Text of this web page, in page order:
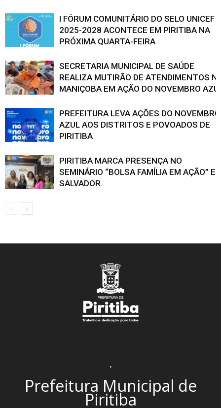
I FÓRUM COMUNITÁRIO DO SELO UNICEF
2025-2028 ACONTECE EM PIRITIBA NA
PRÓXIMA QUARTA-FEIRA
SECRETARIA MUNICIPAL DE SAÚDE
REALIZA MUTIRÃO DE ATENDIMENTOS
MANIÇOBA EM AÇÃO DO NOVEMBRO
PREFEITURA LEVA AÇÕES DO NOVEMBRO
AZUL AOS DISTRITOS E POVOADOS DE
PIRITIBA
PIRITIBA MARCA PRESENÇA NO
SEMINÁRIO “BOLSA FAMÍLIA EM AÇÃO”
SALVADOR.
.
Prefeitura Municipal de
Piritiba